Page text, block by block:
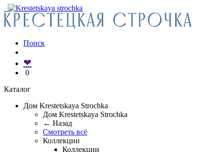
Поиск
❤
0
Каталог
Дом Krestetskaya Strochka
Дом Krestetskaya Strochka
← Назад
Смотреть всё
Коллекции
Коллекции